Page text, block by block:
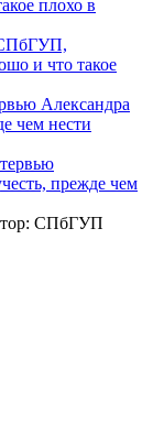
СПбГУП,
и что такое
прежде чем
СПбГУП